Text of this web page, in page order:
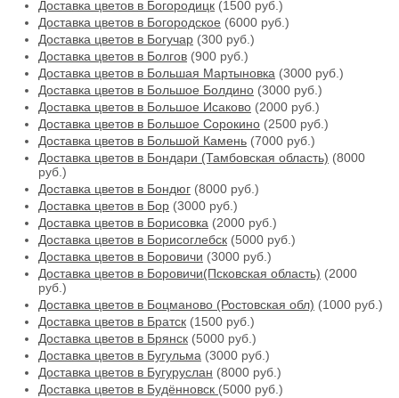
Доставка цветов в Богородицк (1500 руб.)
Доставка цветов в Богородское (6000 руб.)
Доставка цветов в Богучар (300 руб.)
Доставка цветов в Болгов (900 руб.)
Доставка цветов в Большая Мартыновка (3000 руб.)
Доставка цветов в Большое Болдино (3000 руб.)
Доставка цветов в Большое Исаково (2000 руб.)
Доставка цветов в Большое Сорокино (2500 руб.)
Доставка цветов в Большой Камень (7000 руб.)
Доставка цветов в Бондари (Тамбовская область) (8000
руб.)
Доставка цветов в Бондюг (8000 руб.)
Доставка цветов в Бор (3000 руб.)
Доставка цветов в Борисовка (2000 руб.)
Доставка цветов в Борисоглебск (5000 руб.)
Доставка цветов в Боровичи (3000 руб.)
Доставка цветов в Боровичи(Псковская область) (2000
руб.)
Доставка цветов в Боцманово (Ростовская обл) (1000 руб.)
Доставка цветов в Братск (1500 руб.)
Доставка цветов в Брянск (5000 руб.)
Доставка цветов в Бугульма (3000 руб.)
Доставка цветов в Бугуруслан (8000 руб.)
Доставка цветов в Будённовск (5000 руб.)